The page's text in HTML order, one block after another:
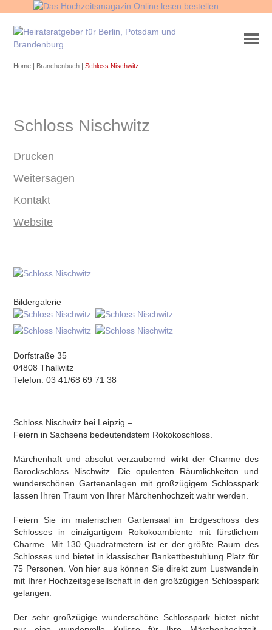
Home Branchenbuch |Schloss Nischwitz
Schloss Nischwitz
Drucken
Weitersagen
Kontakt
Website
Bildergalerie
Dorfstraße 35
04808 Thallwitz
Telefon: 03 41/68 69 71 38
Schloss Nischwitz bei Leipzig –
Feiern in Sachsens bedeutendstem Rokokoschloss.
Märchenhaft und absolut verzaubernd wirkt der Charme des
Barockschloss Nischwitz. Die opulenten Räumlichkeiten und
wunderschönen Gartenanlagen mit großzügigem Schlosspark
lassen Ihren Traum von Ihrer Märchenhochzeit wahr werden.
Feiern Sie im malerischen Gartensaal im Erdgeschoss des
Schlosses in einzigartigem Rokokoambiente mit fürstlichem
Charme. Mit 130 Quadratmetern ist er der größte Raum des
Schlosses und bietet in klassischer Bankettbestuhlung Platz für
75 Personen. Von hier aus können Sie direkt zum Lustwandeln
mit Ihrer Hochzeitsgesellschaft in den großzügigen Schlosspark
gelangen.
Der sehr großzügige wunderschöne Schlosspark bietet nicht